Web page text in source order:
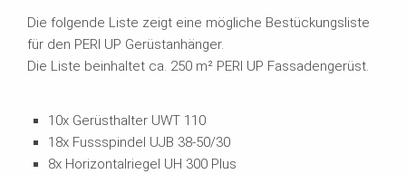
Die folgende Liste zeigt eine mögliche Bestückungsliste
für den PERI UP Gerüstanhänger.
Die Liste beinhaltet ca. 250 m² PERI UP Fassadengerüst.
10x Gerüsthalter UWT 110
18x Fussspindel UJB 38-50/30
8x Horizontalriegel UH 300 Plus